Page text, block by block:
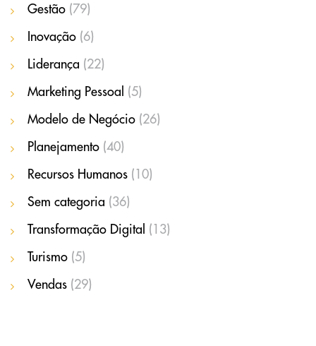
Gestão (79)
Inovação (6)
Liderança (22)
Marketing Pessoal (5)
Modelo de Negócio (26)
Planejamento (40)
Recursos Humanos (10)
Sem categoria (36)
Transformação Digital (13)
Turismo (5)
Vendas (29)